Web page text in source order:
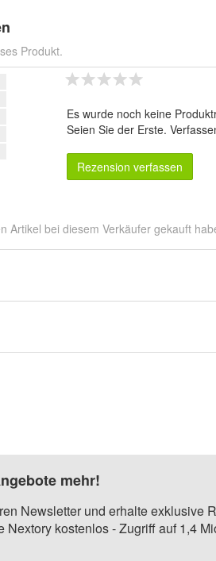
Produkt.
Es wurde noch keine
Seien Sie der Erste.
Rezension verfassen
Artikel bei diesem Verkäufer gekauft
mehr!
Newsletter und erhalte exklusive
Nextory kostenlos - Zugriff auf 1,4